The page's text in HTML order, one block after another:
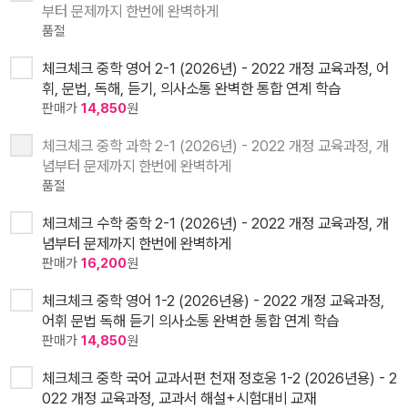
부터 문제까지 한번에 완벽하게
품절
체크체크 중학 영어 2-1 (2026년) - 2022 개정 교육과정, 어
휘, 문법, 독해, 듣기, 의사소통 완벽한 통합 연계 학습
판매가 14,850원
체크체크 중학 과학 2-1 (2026년) - 2022 개정 교육과정, 개
념부터 문제까지 한번에 완벽하게
품절
체크체크 수학 중학 2-1 (2026년) - 2022 개정 교육과정, 개
념부터 문제까지 한번에 완벽하게
판매가 16,200원
체크체크 중학 영어 1-2 (2026년용) - 2022 개정 교육과정,
어휘 문법 독해 듣기 의사소통 완벽한 통합 연계 학습
판매가 14,850원
체크체크 중학 국어 교과서편 천재 정호웅 1-2 (2026년용) - 2
022 개정 교육과정, 교과서 해설+시험대비 교재